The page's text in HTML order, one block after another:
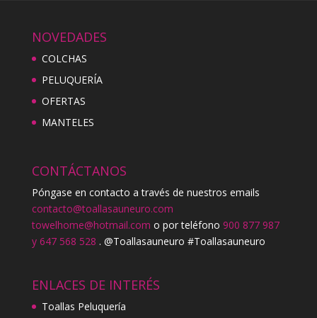
NOVEDADES
COLCHAS
PELUQUERÍA
OFERTAS
MANTELES
CONTÁCTANOS
Póngase en contacto a través de nuestros emails
contacto@toallasauneuro.com
towelhome@hotmail.com o por teléfono 900 877 987
y 647 568 528 . @Toallasauneuro #Toallasauneuro
ENLACES DE INTERÉS
Toallas Peluquería